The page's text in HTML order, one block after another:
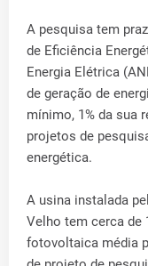
A pesquisa tem
de Eficiência
Energia Elétrica
de geração de
mínimo, 1% da sua
projetos de
energética.
A usina instalada
Velho tem cerca de
fotovoltaica média